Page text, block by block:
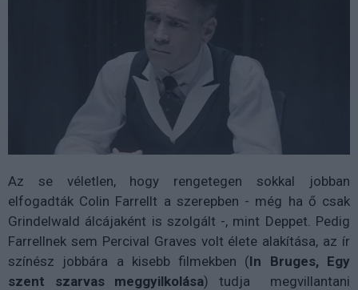
Az se véletlen, hogy rengetegen sokkal jobban
elfogadták Colin Farrellt a szerepben - még ha ő csak
Grindelwald álcájaként is szolgált -, mint Deppet. Pedig
Farrellnek sem Percival Graves volt élete alakítása, az ír
színész jobbára a kisebb filmekben (In Bruges, Egy
szent szarvas meggyilkolása) tudja megvillantani